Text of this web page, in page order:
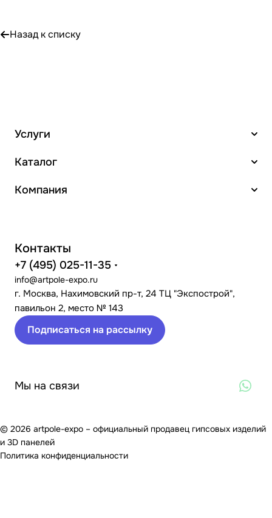
Назад к списку
Услуги
Каталог
Компания
Контакты
+7 (495) 025-11-35
info@artpole-expo.ru
г. Москва, Нахимовский пр-т, 24 ТЦ "Экспострой",
павильон 2, место № 143
Подписаться на рассылку
Мы на связи
© 2026 artpole-expo – официальный продавец гипсовых изделий
и 3D панелей
Политика конфиденциальности